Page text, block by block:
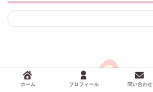
ホーム プロフィール 問い合わせ